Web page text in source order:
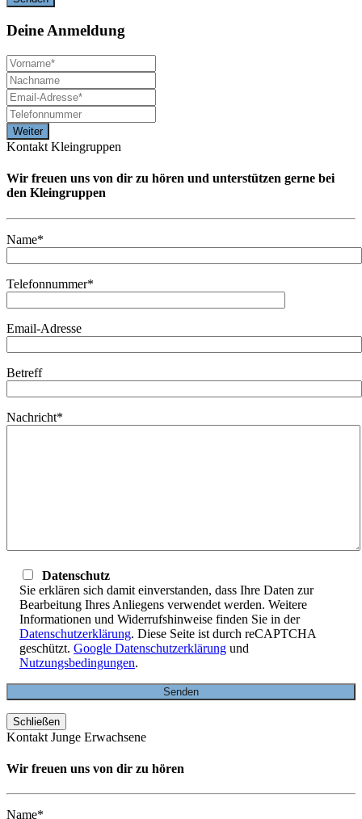
DeineAnmeldung
Kontakt Kleingruppen
Wir freuen uns von dir zu hören und unterstützen gerne bei
den Kleingruppen
Name*
Telefonnummer*
Email-Adresse
Betreff
Nachricht*
Datenschutz
Sie erklären sich damit einverstanden, dass Ihre Daten zur
Bearbeitung Ihres Anliegens verwendet werden. Weitere
Informationen und Widerrufshinweise finden Sie in der
Datenschutzerklärung. Diese Seite ist durch reCAPTCHA
geschützt. Google Datenschutzerklärung und
Nutzungsbedingungen.
Schließen
Kontakt Junge Erwachsene
Wir freuen uns von dir zu hören
Name*